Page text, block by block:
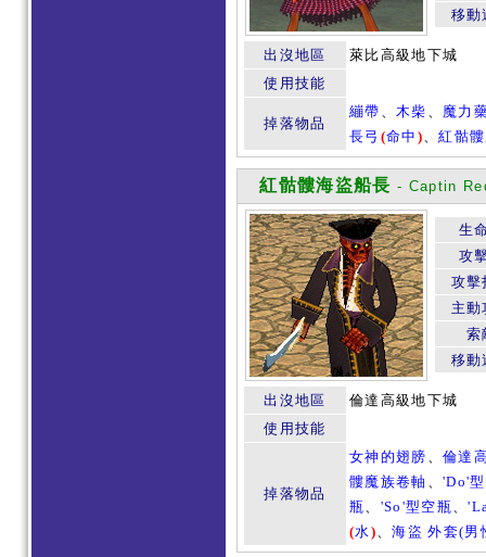
移動
出沒地區
萊比高級地下城
使用技能
掉落物品
繃帶 、木柴 、 魔力
長弓 (命中 )、紅骷
紅骷髏海盜船長 - Captin
生
攻
攻擊
主動
索
移動
出沒地區
倫達高級地下城
使用技能
掉落物品
女神的翅膀 、倫達
髏魔族卷軸 、'Do'
瓶、 'So'型空瓶、
(水)、海盜 外套(男